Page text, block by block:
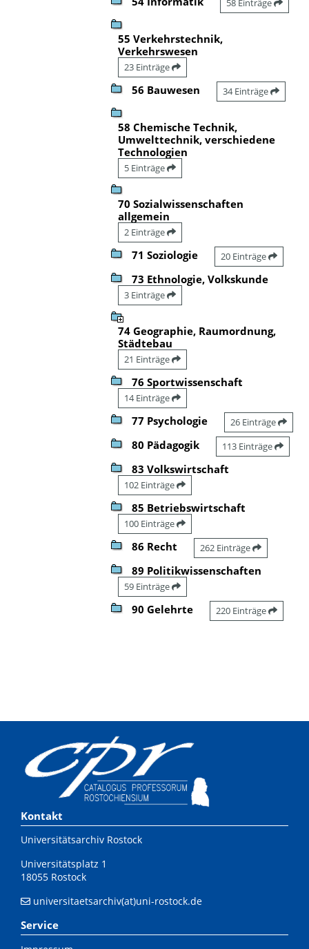
58 Einträge
55 Verkehrstechnik,
Verkehrswesen
23 Einträge
56 Bauwesen 34 Einträge
58 Chemische Technik,
Umwelttechnik, verschiedene
Technologien
5 Einträge
70 Sozialwissenschaften
allgemein
2 Einträge
71 Soziologie 20 Einträge
73 Ethnologie, Volkskunde
3 Einträge
74 Geographie, Raumordnung,
Städtebau
21 Einträge
76 Sportwissenschaft
14 Einträge
77 Psychologie 26 Einträge
80 Pädagogik 113 Einträge
83 Volkswirtschaft
102 Einträge
85 Betriebswirtschaft
100 Einträge
86 Recht 262 Einträge
89 Politikwissenschaften
59 Einträge
90 Gelehrte 220 Einträge
Kontakt
Universitätsarchiv Rostock
Universitätsplatz 1
18055 Rostock
universitaetsarchiv(at)uni-rostock.de
Service